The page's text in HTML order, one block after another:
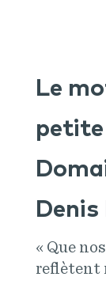
Le
« Que
reflètent